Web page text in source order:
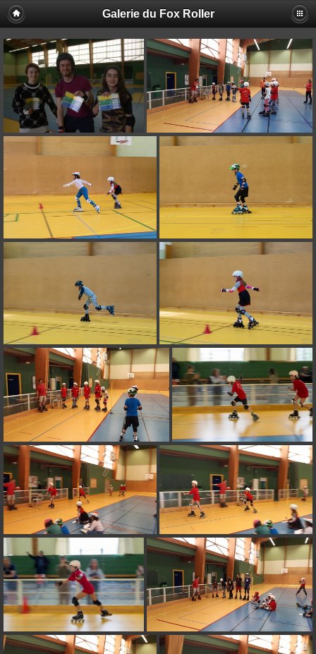
Galerie du Fox Roller